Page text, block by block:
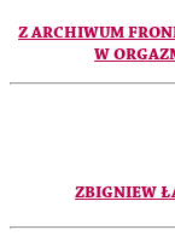
Z ARCHIWUM
W
ZBIGNIEW